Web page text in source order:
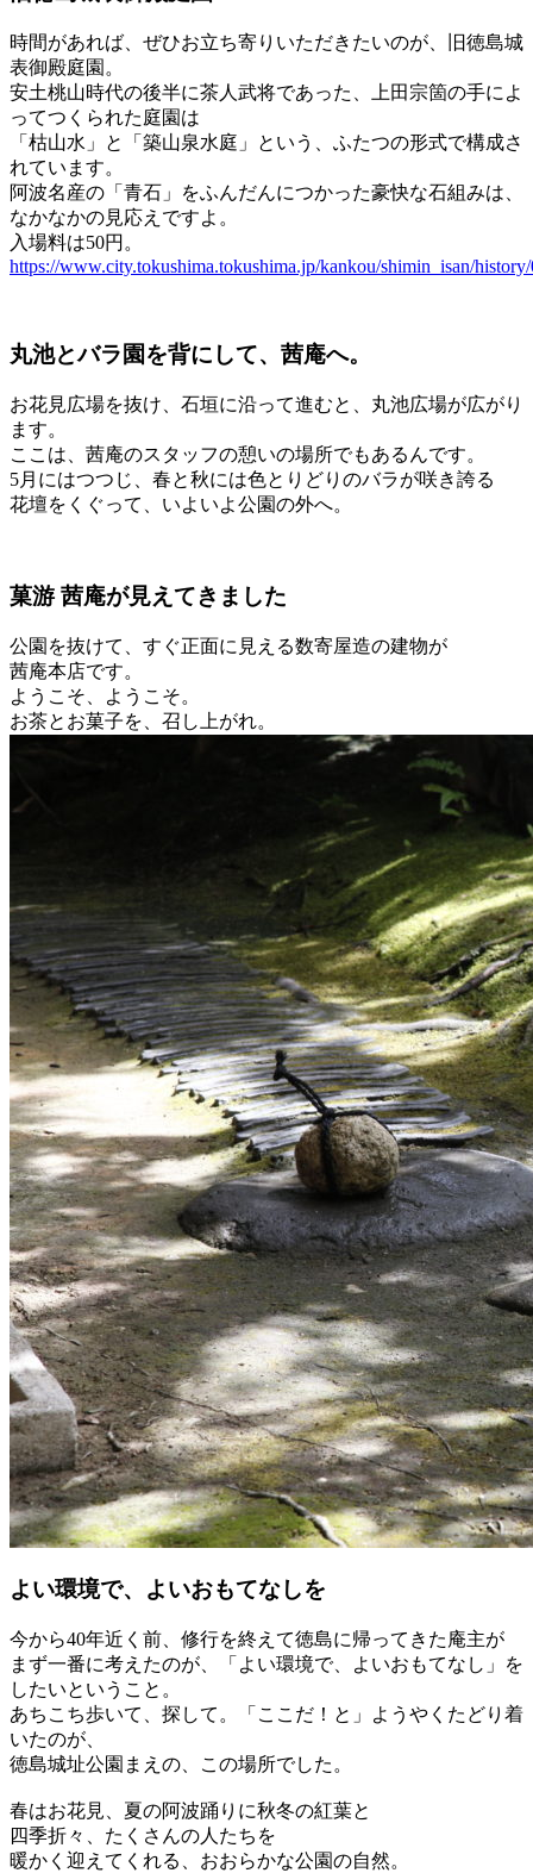
時間があれば、ぜひお立ち寄りいただきたいのが、旧徳島城
表御殿庭園。
安土桃山時代の後半に茶人武将であった、上田宗箇の手によ
ってつくられた庭園は
「枯山水」と「築山泉水庭」という、ふたつの形式で構成さ
れています。
阿波名産の「青石」をふんだんにつかった豪快な石組みは、
なかなかの見応えですよ。
入場料は50円。
https://www.city.tokushima.tokushima.jp/kankou/shimin_isan/
丸池とバラ園を背にして、茜庵へ。
お花見広場を抜け、石垣に沿って進むと、丸池広場が広がり
ます。
ここは、茜庵のスタッフの憩いの場所でもあるんです。
5月にはつつじ、春と秋には色とりどりのバラが咲き誇る
花壇をくぐって、いよいよ公園の外へ。
菓游 茜庵が見えてきました
公園を抜けて、すぐ正面に見える数寄屋造の建物が
茜庵本店です。
ようこそ、ようこそ。
お茶とお菓子を、召し上がれ。
よい環境で、よいおもてなしを
今から40年近く前、修行を終えて徳島に帰ってきた庵主が
まず一番に考えたのが、「よい環境で、よいおもてなし」を
したいということ。
あちこち歩いて、探して。「ここだ！と」ようやくたどり着
いたのが、
徳島城址公園まえの、この場所でした。
春はお花見、夏の阿波踊りに秋冬の紅葉と
四季折々、たくさんの人たちを
暖かく迎えてくれる、おおらかな公園の自然。